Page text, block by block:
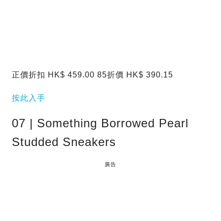
正價折扣 HK$ 459.00 85折價 HK$ 390.15
按此入手
07 | Something Borrowed Pearl
Studded Sneakers
廣告